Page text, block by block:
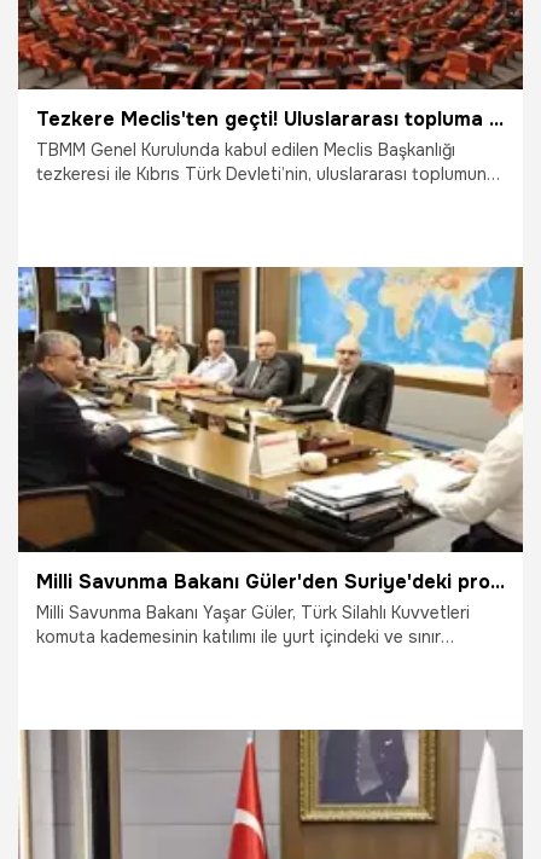
Tezkere Meclis'ten geçti! Uluslararası topluma KKTC çağrısı
TBMM Genel Kurulunda kabul edilen Meclis Başkanlığı
tezkeresi ile Kıbrıs Türk Devleti’nin, uluslararası toplumun
kalıcı barışı sağlamanın yegane yolu olduğu vurgulandı.
18.07.2024 Gündem
Milli Savunma Bakanı Güler'den Suriye'deki provokasyonlara yönelik açıklama
Milli Savunma Bakanı Yaşar Güler, Türk Silahlı Kuvvetleri
komuta kademesinin katılımı ile yurt içindeki ve sınır
2.07.2024 Gündem